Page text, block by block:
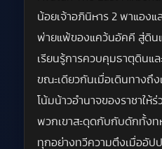
น้อยเจ้าอภินิหาร 2 พาแอง
พ่ายแพ้ของแคว้นอัคคี สู่ดิ
เรียนรู้การควบคุมธาตุดินแ
ขณะเดียวกันเมื่อเดินทางถึง
โน้มน้าวอำนาจของราชาให้
พวกเขาสะดุดกับกับดักทั้งท
ทุกอย่างทวีความตึงเมื่ออัป